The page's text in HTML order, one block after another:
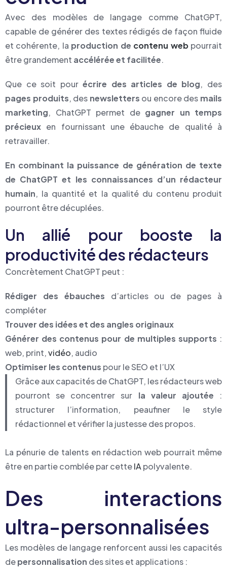
Avec des modèles de langage comme ChatGPT,
capable de générer des textes rédigés de façon fluide
et cohérente, la production de contenu webpourrait
être grandement accélérée et facilitée.
Que ce soit pourécrire des articles de blog, des
pages produits, des newsletters ou encore des mails
marketing, ChatGPT permet de gagner un temps
précieux en fournissant une ébauche de qualité à
retravailler.
En combinant la puissance de génération de texte
de ChatGPT et les connaissances d’un rédacteur
humain, la quantité et la qualité du contenu produit
pourront être décuplées.
Un allié pour booste la
productivité des rédacteurs
Concrètement ChatGPT peut :
Rédiger des ébauches d’articles ou de pages à
compléter
Trouver des idées et des angles originaux
Générer des contenus pour de multiples supports :
web, print,vidéo, audio
Optimiser les contenus pour le SEO et l’UX
Grâce aux capacités de ChatGPT, les rédacteurs web
pourront se concentrer sur la valeur ajoutée :
structurer l’information, peaufiner le style
rédactionnel et vérifier la justesse des propos.
La pénurie de talents en rédaction web pourrait même
être en partie comblée par cetteIA polyvalente.
Des interactions
ultra-personnalisées
Les modèles de langage renforcent aussi les capacités
depersonnalisation des sites et applications :